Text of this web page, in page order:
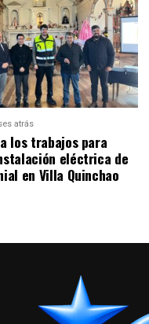
atrás
los trabajos para
eléctrica de
en Villa Quinchao